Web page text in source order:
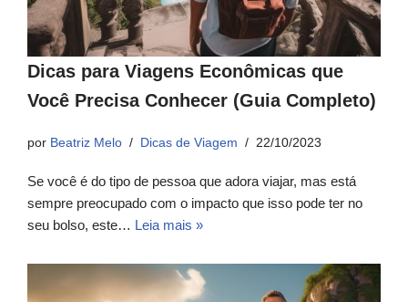
Dicas para Viagens Econômicas que
Você Precisa Conhecer (Guia Completo)
por Beatriz Melo Dicas de Viagem 22/10/2023
Se você é do tipo de pessoa que adora viajar, mas está
sempre preocupado com o impacto que isso pode ter no
seu bolso, este… Leia mais »